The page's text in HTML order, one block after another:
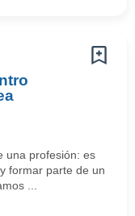
una profesión: es
formar parte de un
...